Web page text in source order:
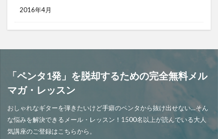
2016年4月
「ペンタ1発」を脱却するための完全無料メル
マガ・レッスン
おしゃれなギターを弾きたいけど手癖のペンタから抜け出せない…そん
な悩みを解決できるメール・レッスン！1500名以上が読んでいる大人
気講座のご登録はこちらから。